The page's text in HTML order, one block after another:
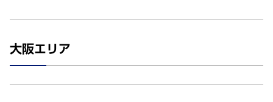
大阪エリア